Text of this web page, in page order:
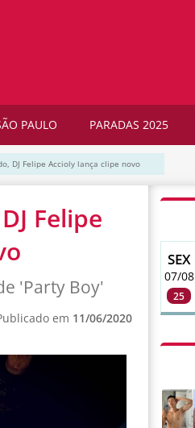
PAULO PARADAS 2025
DJ Felipe Accioly lança clipe novo
Felipe
'Party Boy'
em 11/06/2020
SEX
07/08
25